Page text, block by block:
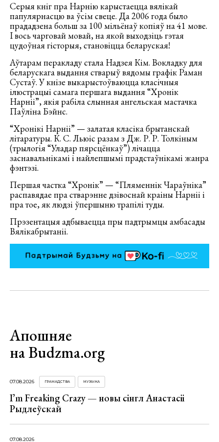
Серыя кніг пра Нарнію карыстаецца вялікай
папулярнасцю ва ўсім свеце. Да 2006 года было
прададзена больш за 100 мільёнаў копіяў на 41 мове.
І вось чарговай мовай, на якой выходзіць гэтая
цудоўная гісторыя, становіцца беларуская!
Аўтарам перакладу стала Надзея Кім. Вокладку для
беларускага выдання стварыў вядомы графік Раман
Сустаў. У кнізе выкарыстоўваюцца класічныя
ілюстрацыі самага першага выдання “Хронік
Нарніі”, якія рабіла слынная ангельская мастачка
Паўліна Бэйнс.
“Хронікі Нарніі” — залатая класіка брытанскай
літаратуры. К. С. Льюіс разам з Дж. Р. Р. Толкіным
(трылогія “Уладар пярсцёнкаў”) лічацца
заснавальнікамі і найлепшымі прадстаўнікамі жанра
фэнтэзі.
Першая частка “Хронік” — “Пляменнік Чараўніка”
распавядае пра стварэнне дзівоснай краіны Нарніі і
пра тое, як людзі ўпершыню трапілі туды.
Прэзентацыя адбываецца пры падтрымцы амбасады
Вялікабрытаніі.
Апошняе
на Budzma.org
07.08.2026 ГРАМАДСТВА МУЗЫКА
I’m Freaking Crazy — новы сінгл Анастасіі
Рыдлеўскай
07.08.2026